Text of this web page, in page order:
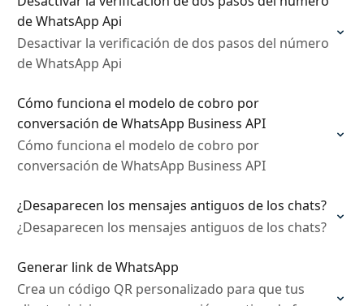
de WhatsApp Api
Desactivar la verificación de dos pasos del número
de WhatsApp Api
Cómo funciona el modelo de cobro por
conversación de WhatsApp Business API
Cómo funciona el modelo de cobro por
conversación de WhatsApp Business API
¿Desaparecen los mensajes antiguos de los chats?
¿Desaparecen los mensajes antiguos de los chats?
Generar link de WhatsApp
Crea un código QR personalizado para que tus